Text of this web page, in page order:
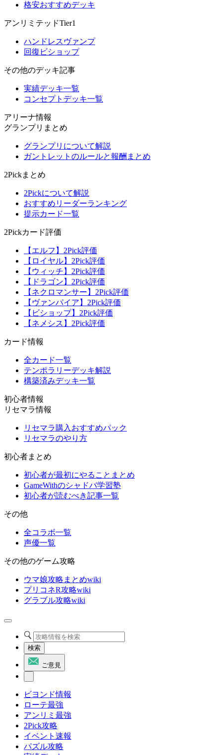
格安おすすめデッキ
アンリミテッドTier1
ハンドレスヴァンプ
回復ビショップ
その他のデッキ記事
実績デッキ一覧
コンセプトデッキ一覧
アリーナ情報
グランプリまとめ
グランプリについて解説
ガントレットのルールと報酬まとめ
2Pickまとめ
2Pickについて解説
おすすめリーダーランキング
提示カード一覧
2Pickカード評価
【エルフ】2Pick評価
【ロイヤル】2Pick評価
【ウィッチ】2Pick評価
【ドラゴン】2Pick評価
【ネクロマンサー】2Pick評価
【ヴァンパイア】2Pick評価
【ビショップ】2Pick評価
【ネメシス】2Pick評価
カード情報
全カード一覧
テンポラリーデッキ解説
構築済みデッキ一覧
初心者情報
リセマラ情報
リセマラ購入おすすめパック
リセマラのやり方
初心者まとめ
初心者が最初にやることまとめ
GameWithのシャドバ学習塾
初心者が読むべき記事一覧
その他
全コラボ一覧
声優一覧
その他のゲーム攻略
ウマ娘攻略まとめwiki
プリコネR攻略wiki
グラブル攻略wiki
検索
ご意見
ビヨンド情報
ローテ最強
アンリミ最強
2Pick攻略
イベント速報
パズル攻略